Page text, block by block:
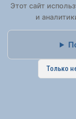
принимаются
или
На Сайте действует
Этот сайт
и
Только